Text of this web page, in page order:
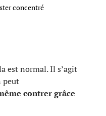
concentré
est normal. Il s’agit
peut
contrer grâce